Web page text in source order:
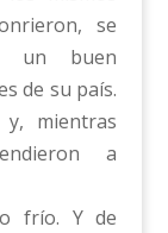
se
un buen
de su país.
mientras
a
frío. Y de